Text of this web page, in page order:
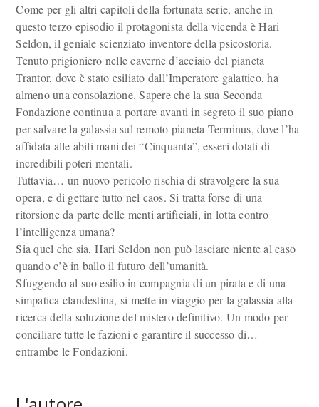
Come per gli altri capitoli della fortunata serie, anche in
questo terzo episodio il protagonista della vicenda è Hari
Seldon, il geniale scienziato inventore della psicostoria.
Tenuto prigioniero nelle caverne d’acciaio del pianeta
Trantor, dove è stato esiliato dall’Imperatore galattico, ha
almeno una consolazione. Sapere che la sua Seconda
Fondazione continua a portare avanti in segreto il suo piano
per salvare la galassia sul remoto pianeta Terminus, dove l’ha
affidata alle abili mani dei “Cinquanta”, esseri dotati di
incredibili poteri mentali.
Tuttavia… un nuovo pericolo rischia di stravolgere la sua
opera, e di gettare tutto nel caos. Si tratta forse di una
ritorsione da parte delle menti artificiali, in lotta contro
l’intelligenza umana?
Sia quel che sia, Hari Seldon non può lasciare niente al caso
quando c’è in ballo il futuro dell’umanità.
Sfuggendo al suo esilio in compagnia di un pirata e di una
simpatica clandestina, si mette in viaggio per la galassia alla
ricerca della soluzione del mistero definitivo. Un modo per
conciliare tutte le fazioni e garantire il successo di…
entrambe le Fondazioni.